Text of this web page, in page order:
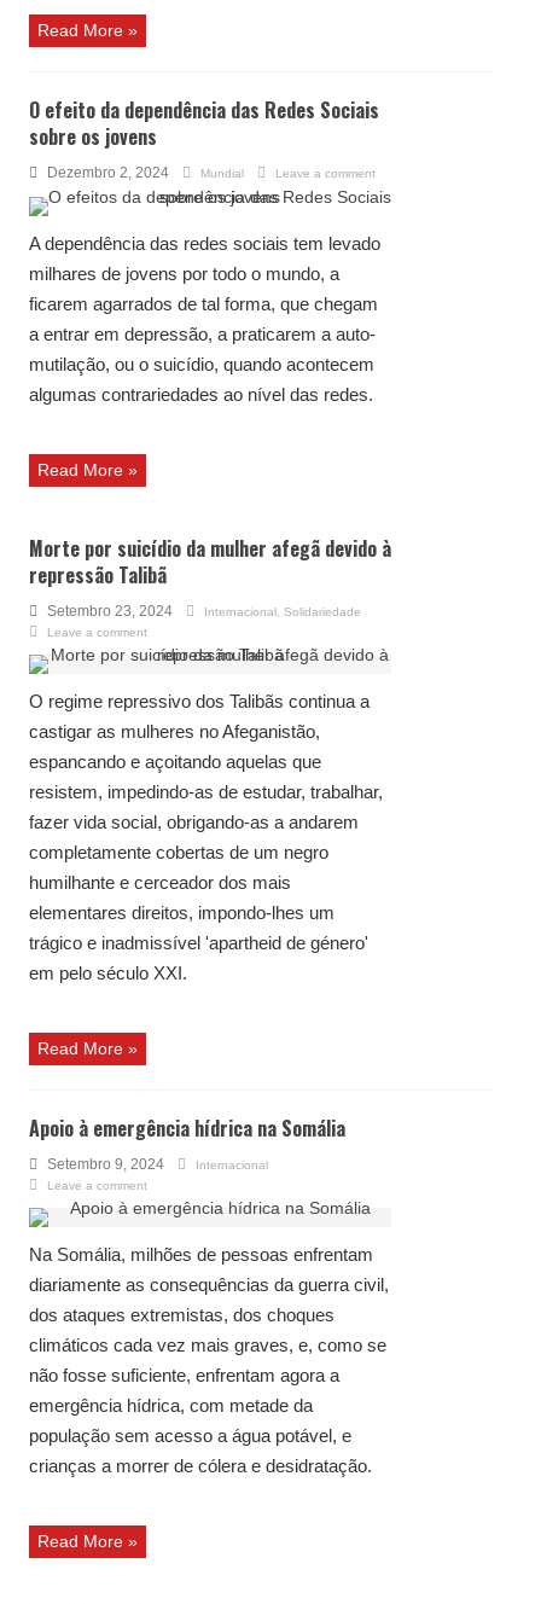
Read More »
O efeito da dependência das Redes Sociais
sobre os jovens
Dezembro 2, 2024 Mundial Leave a comment
A dependência das redes sociais tem levado
milhares de jovens por todo o mundo, a
ficarem agarrados de tal forma, que chegam
a entrar em depressão, a praticarem a auto-
mutilação, ou o suicídio, quando acontecem
algumas contrariedades ao nível das redes.
Read More »
Morte por suicídio da mulher afegã devido à
repressão Talibã
Setembro 23, 2024 Internacional Solidariedade
Leave a comment
O regime repressivo dos Talibãs continua a
castigar as mulheres no Afeganistão,
espancando e açoitando aquelas que
resistem, impedindo-as de estudar, trabalhar,
fazer vida social, obrigando-as a andarem
completamente cobertas de um negro
humilhante e cerceador dos mais
elementares direitos, impondo-lhes um
trágico e inadmissível 'apartheid de género'
em pelo século XXI.
Read More »
Apoio à emergência hídrica na Somália
Setembro 9, 2024
Internacional
Leave a comment
Na Somália, milhões de pessoas enfrentam
diariamente as consequências da guerra civil,
dos ataques extremistas, dos choques
climáticos cada vez mais graves, e, como se
não fosse suficiente, enfrentam agora a
emergência hídrica, com metade da
população sem acesso a água potável, e
crianças a morrer de cólera e desidratação.
Read More »